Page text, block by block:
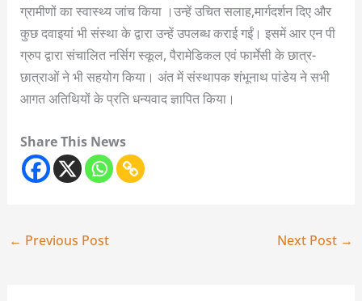
ग्रामीणों का स्वास्थ्य जांच किया ।उन्हें उचित सलाह,मार्गदर्शन दिए और
कुछ दवाइयां भी संस्था के द्वारा उन्हें उपलब्ध कराई गईं। इसमें आर एन पी
ग्रुप द्वारा संचालित नर्सिग स्कूल, पैरामेडिकल एवं फार्मेसी के छात्र-
छात्राओं ने भी सहयोग किया। अंत में संस्थापक शंभूनाथ पांडेय ने सभी
आगत अतिथियों के प्रति धन्यवाद ज्ञापित किया।
Share This News
← Previous Post Next Post →